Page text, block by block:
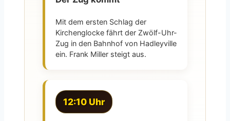
Mit dem ersten Schlag der
Kirchenglocke fährt der Zwölf-Uhr-
Zug in den Bahnhof von Hadleyville
ein. Frank Miller steigt aus.
12:10 Uhr